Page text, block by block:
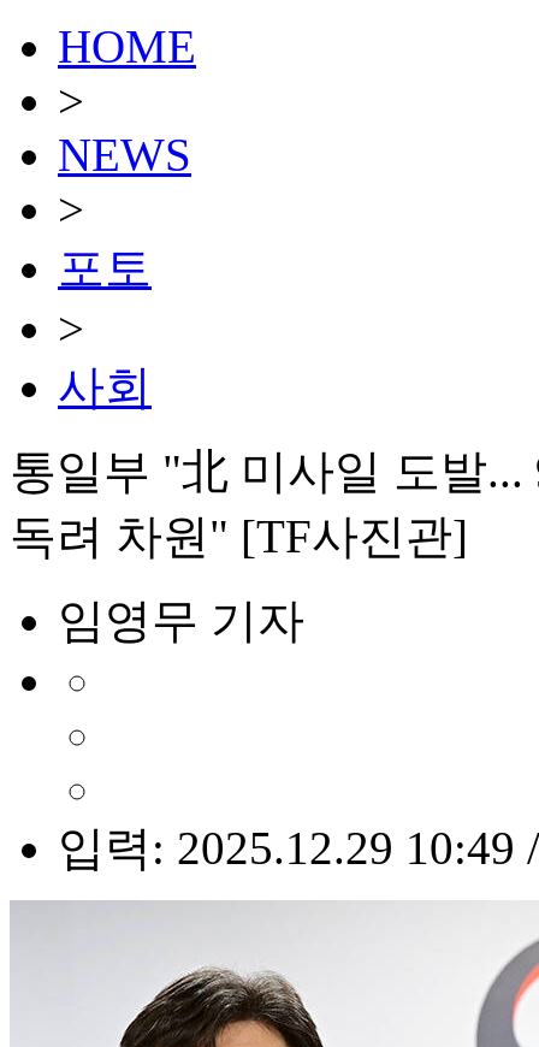
HOME
>
NEWS
>
포토
>
사회
통일부 "北 미사일 도발
독려 차원" [TF사진관]
임영무 기자
입력: 2025.12.29 10:49